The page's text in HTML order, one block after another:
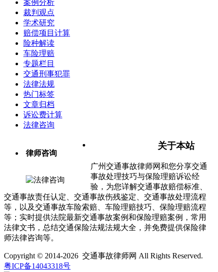
案例分析
裁判观点
学术研究
赔偿项目计算
险种解读
车险理赔
专题栏目
交通刑事犯罪
法律法规
热门标签
文章归档
诉讼费计算
法律咨询
律师咨询
关于本站
广州交通事故律师网和您分享交通
事故处理技巧与保险理赔诉讼经
验，为您详解交通事故赔偿标准、
交通事故责任认定、交通事故伤残鉴定、交通事故处理流程
等，以及交通事故车险索赔、车险理赔技巧、保险理赔流程
等；实时提供法院最新交通事故案例和保险理赔案例，常用
法律文书，总结交通保险法规法规大全，并免费提供保险律
师法律咨询等。
Copyright © 2014-2026 交通事故律师网 All Rights Reserved.
粤ICP备14043318号